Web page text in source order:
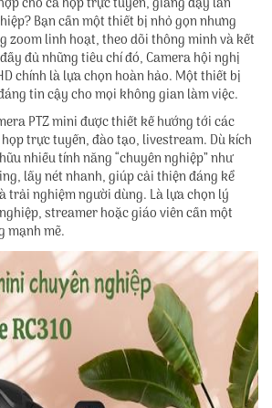
Bạn cần một thiết bị nhỏ gọn nhưng
zoom linh hoạt, theo dõi thông minh và kết
đủ những tiêu chí đó, Camera hội nghị
chính là lựa chọn hoàn hảo. Một thiết bị
tin cậy cho mọi không gian làm việc.
PTZ mini được thiết kế hướng tới các
trực tuyến, đào tạo, livestream. Dù kích
nhiều tính năng “chuyên nghiệp” như
lấy nét nhanh, giúp cải thiện đáng kể
trải nghiệm người dùng. Là lựa chọn lý
streamer hoặc giáo viên cần một
mạnh mẽ.